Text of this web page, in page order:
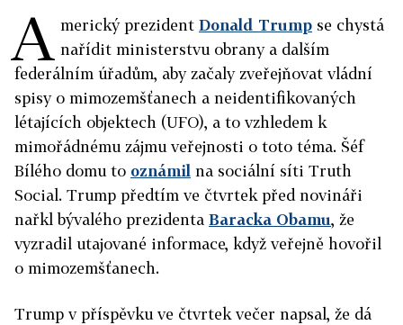
A merický prezident Donald Trump se chystá
nařídit ministerstvu obrany a dalším
federálním úřadům, aby začaly zveřejňovat vládní
spisy o mimozemšťanech a neidentifikovaných
létajících objektech (UFO), a to vzhledem k
mimořádnému zájmu veřejnosti o toto téma. Šéf
Bílého domu to oznámil na sociální síti Truth
Social. Trump předtím ve čtvrtek před novináři
nařkl bývalého prezidenta Baracka Obamu, že
vyzradil utajované informace, když veřejně hovořil
o mimozemšťanech.
Trump v příspěvku ve čtvrtek večer napsal, že dá